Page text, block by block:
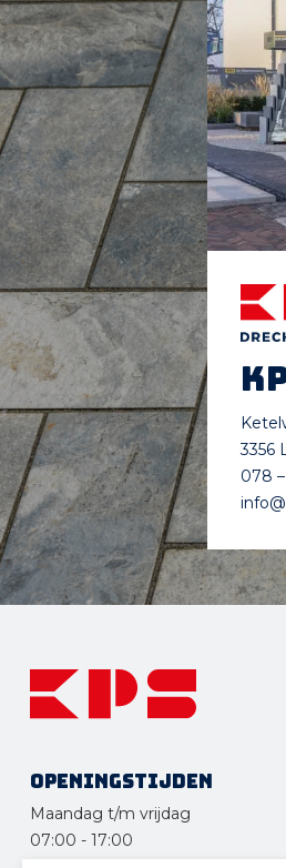
3356
078 –
Openingstijden
Maandag t/m vrijdag
07:00 - 17:00